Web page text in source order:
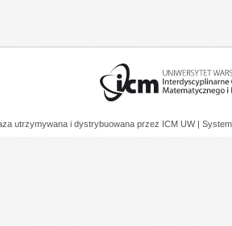
utrzymywana i dystrybuowana przez ICM UW |